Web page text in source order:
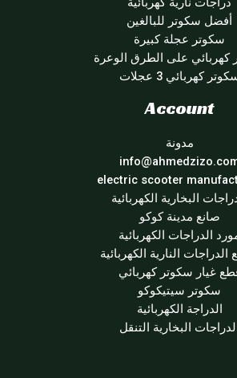
أفضل سكوتر للبالغين
سكوتر عجلة كبيرة
كهربائي على الطرق الوعرة
كهربائي 3 عجلات
Account
مدونة
electric scooter
البخارية الكهربائية
صانع مدينة كوكو
الدراجات الكهربائية
النارية الكهربائية
غيار سكوتر كهربائي
سكوتر سيتيكوكو
الدراجة الكهربائية
البخارية التنقل